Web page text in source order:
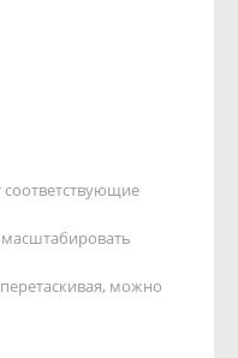
соответствующие
можно